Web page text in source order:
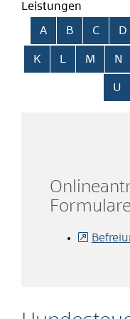
Leistungen
Alphabetisches
A B C D
K L M N
U
Formulare